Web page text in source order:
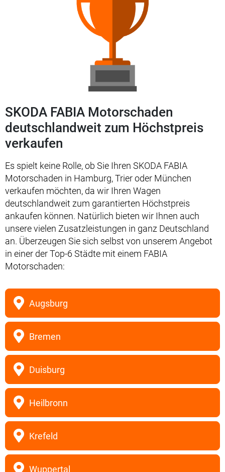
SKODA FABIA Motorschaden
deutschlandweit zum Höchstpreis
verkaufen
Es spielt keine Rolle, ob Sie Ihren SKODA FABIA
Motorschaden in Hamburg, Trier oder München
verkaufen möchten, da wir Ihren Wagen
deutschlandweit zum garantierten Höchstpreis
ankaufen können. Natürlich bieten wir Ihnen auch
unsere vielen Zusatzleistungen in ganz Deutschland
an. Überzeugen Sie sich selbst von unserem Angebot
in einer der Top-6 Städte mit einem FABIA
Motorschaden:
Augsburg
Bremen
Duisburg
Heilbronn
Krefeld
Wuppertal